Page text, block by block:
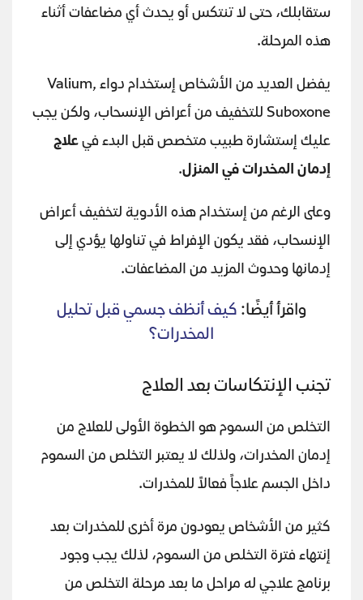
ستقابلك، حتى لا تنتكس أو يحدث أي مضاعفات أثناء
هذه المرحلة.
يفضل العديد من الأشخاص إستخدام دواء Valium,
Suboxone للتخفيف من أعراض الإنسحاب، ولكن يجب
عليك إستشارة طبيب متخصص قبل البدء فيعلاج
إدمان المخدرات في المنزل.
وعلى الرغم من إستخدام هذه الأدوية لتخفيف أعراض
الإنسحاب، فقد يكون الإفراط في تناولها يؤدي إلى
إدمانها وحدوث المزيد من المضاعفات.
واقرأ أيضًا: كيف أنظف جسمي قبل تحليل
المخدرات؟
تجنب الإنتكاسات بعد العلاج
التخلص من السموم هو الخطوة الأولى للعلاج من
إدمان المخدرات، ولذلك لا يعتبر التخلص من السموم
داخل الجسم علاجاً فعالاً للمخدرات.
كثير من الأشخاص يعودون مرة أخرى للمخدرات بعد
إنتهاء فترة التخلص من السموم، لذلك يجب وجود
برنامج علاجي له مراحل ما بعد مرحلة التخلص من